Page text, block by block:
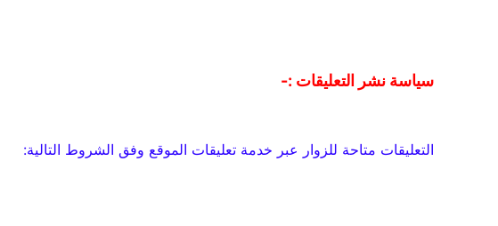
سياسة نشر التعليقات :-
التعليقات متاحة للزوار عبر خدمة تعليقات الموقع وفق الشروط التالية: